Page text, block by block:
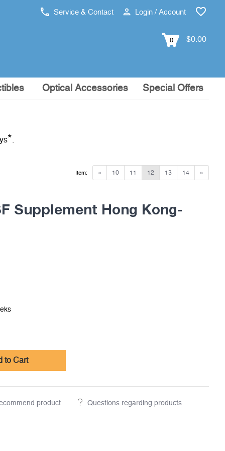
Service & Contact Login / Account
0 $0.00
Optical Accessories Special Offers
*
« 10 11 12 13 14 »
Item:
Supplement Hong Kong-
to Cart
product Questions regarding products